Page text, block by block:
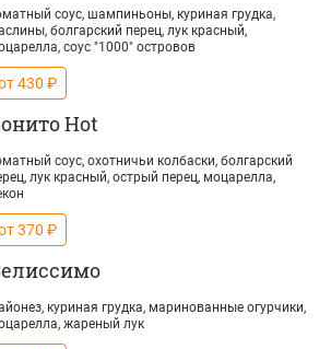
соус, шампиньоны, куриная грудка,
болгарский перец, лук красный,
соус "1000" островов
430 ₽
Hot
соус, охотничьи колбаски, болгарский
лук красный, острый перец, моцарелла,
370 ₽
куриная грудка, маринованные огурчики,
жареный лук